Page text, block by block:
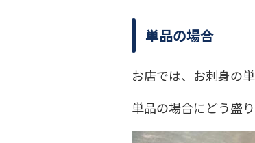
単品の場合
お店では、お刺身の
単品の場合にどう盛